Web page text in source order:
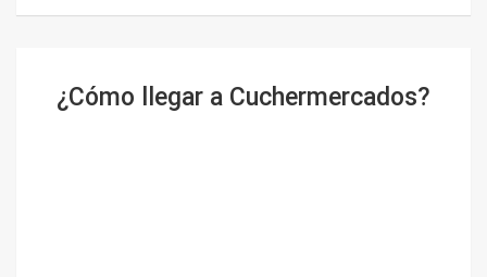
¿Cómo llegar a Cuchermercados?